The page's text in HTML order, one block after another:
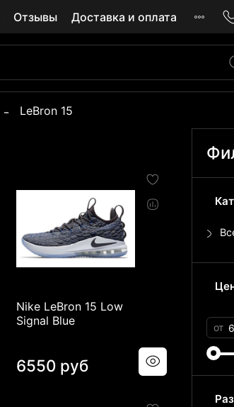
Отзывы Доставка и оплата
LeBron 15
Nike LeBron 15 Low
Signal Blue
6550 руб
от